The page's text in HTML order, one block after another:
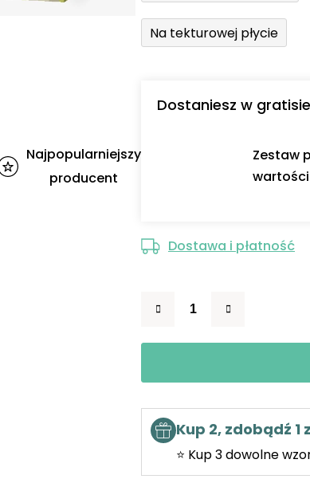
Na tekturowej płycie
Dostaniesz w gratisie
Zestaw
wartości
Dostawa i płatność
Kup 2, zdobądź 1
⭐ Kup 3 dowolne
Najpopularniejszy
producent